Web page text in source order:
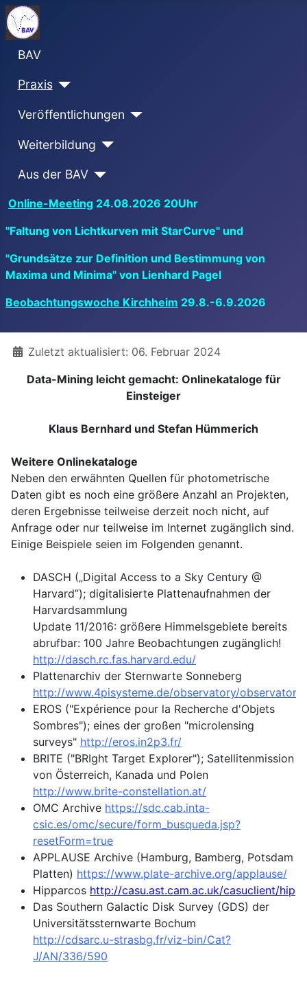
BAV
Praxis
Veröffentlichungen
Weiterbildung
Aus der BAV
Online-Meeting 24.08.2026 20Uhr
"Faltung von Lichtkurven mit StarCurve" und
"Grundsätze zur Definition und Bestimmung von
Maxima und Minima" von Lienhard Pagel
Beobachtungswoche Kirchheim 29.8.-6.9.2026
DetailsZuletzt aktualisiert: 06. Februar 2024
Data-Mining leicht gemacht: Onlinekataloge für
Einsteiger
Klaus Bernhard und Stefan Hümmerich
Weitere Onlinekataloge
Neben den erwähnten Quellen für photometrische
Daten gibt es noch eine größere Anzahl an Projekten,
deren Ergebnisse teilweise derzeit noch nicht, auf
Anfrage oder nur teilweise im Internet zugänglich sind.
Einige Beispiele seien im Folgenden genannt.
DASCH („Digital Access to a Sky Century @
Harvard”); digitalisierte Plattenaufnahmen der
Harvardsammlung
Update 11/2016: größere Himmelsgebiete bereits
abrufbar: 100 Jahre Beobachtungen zugänglich!
http://dasch.rc.fas.harvard.edu/
Plattenarchiv der Sternwarte Sonneberg
http://www.4pisysteme.de/observatory/
EROS ("Expérience pour la Recherche d'Objets
Sombres"); eines der großen "microlensing
surveys" http://eros.in2p3.fr/
BRITE ("BRIght Target Explorer"); Satellitenmission
von Österreich, Kanada und Polen
http://www.brite-constellation.at/
OMC Archive https://sdc.cab.inta-
csic.es/omc/secure/form_busqueda.jsp?
resetForm=true
APPLAUSE Archive (Hamburg, Bamberg, Potsdam
Platten) https://www.plate-archive.org/applause/
Hipparcos http://casu.ast.cam.ac.uk/casuclient/
Das Southern Galactic Disk Survey (GDS) der
Universitätssternwarte Bochum
http://cdsarc.u-strasbg.fr/viz-bin/Cat?
J/AN/336/590